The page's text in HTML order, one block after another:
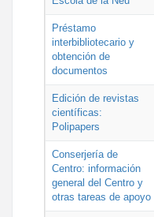
Préstamo
interbibliotecario y
obtención de
documentos
Edición de revistas
científicas:
Polipapers
Conserjería de
Centro: información
general del Centro y
otras tareas de apoyo